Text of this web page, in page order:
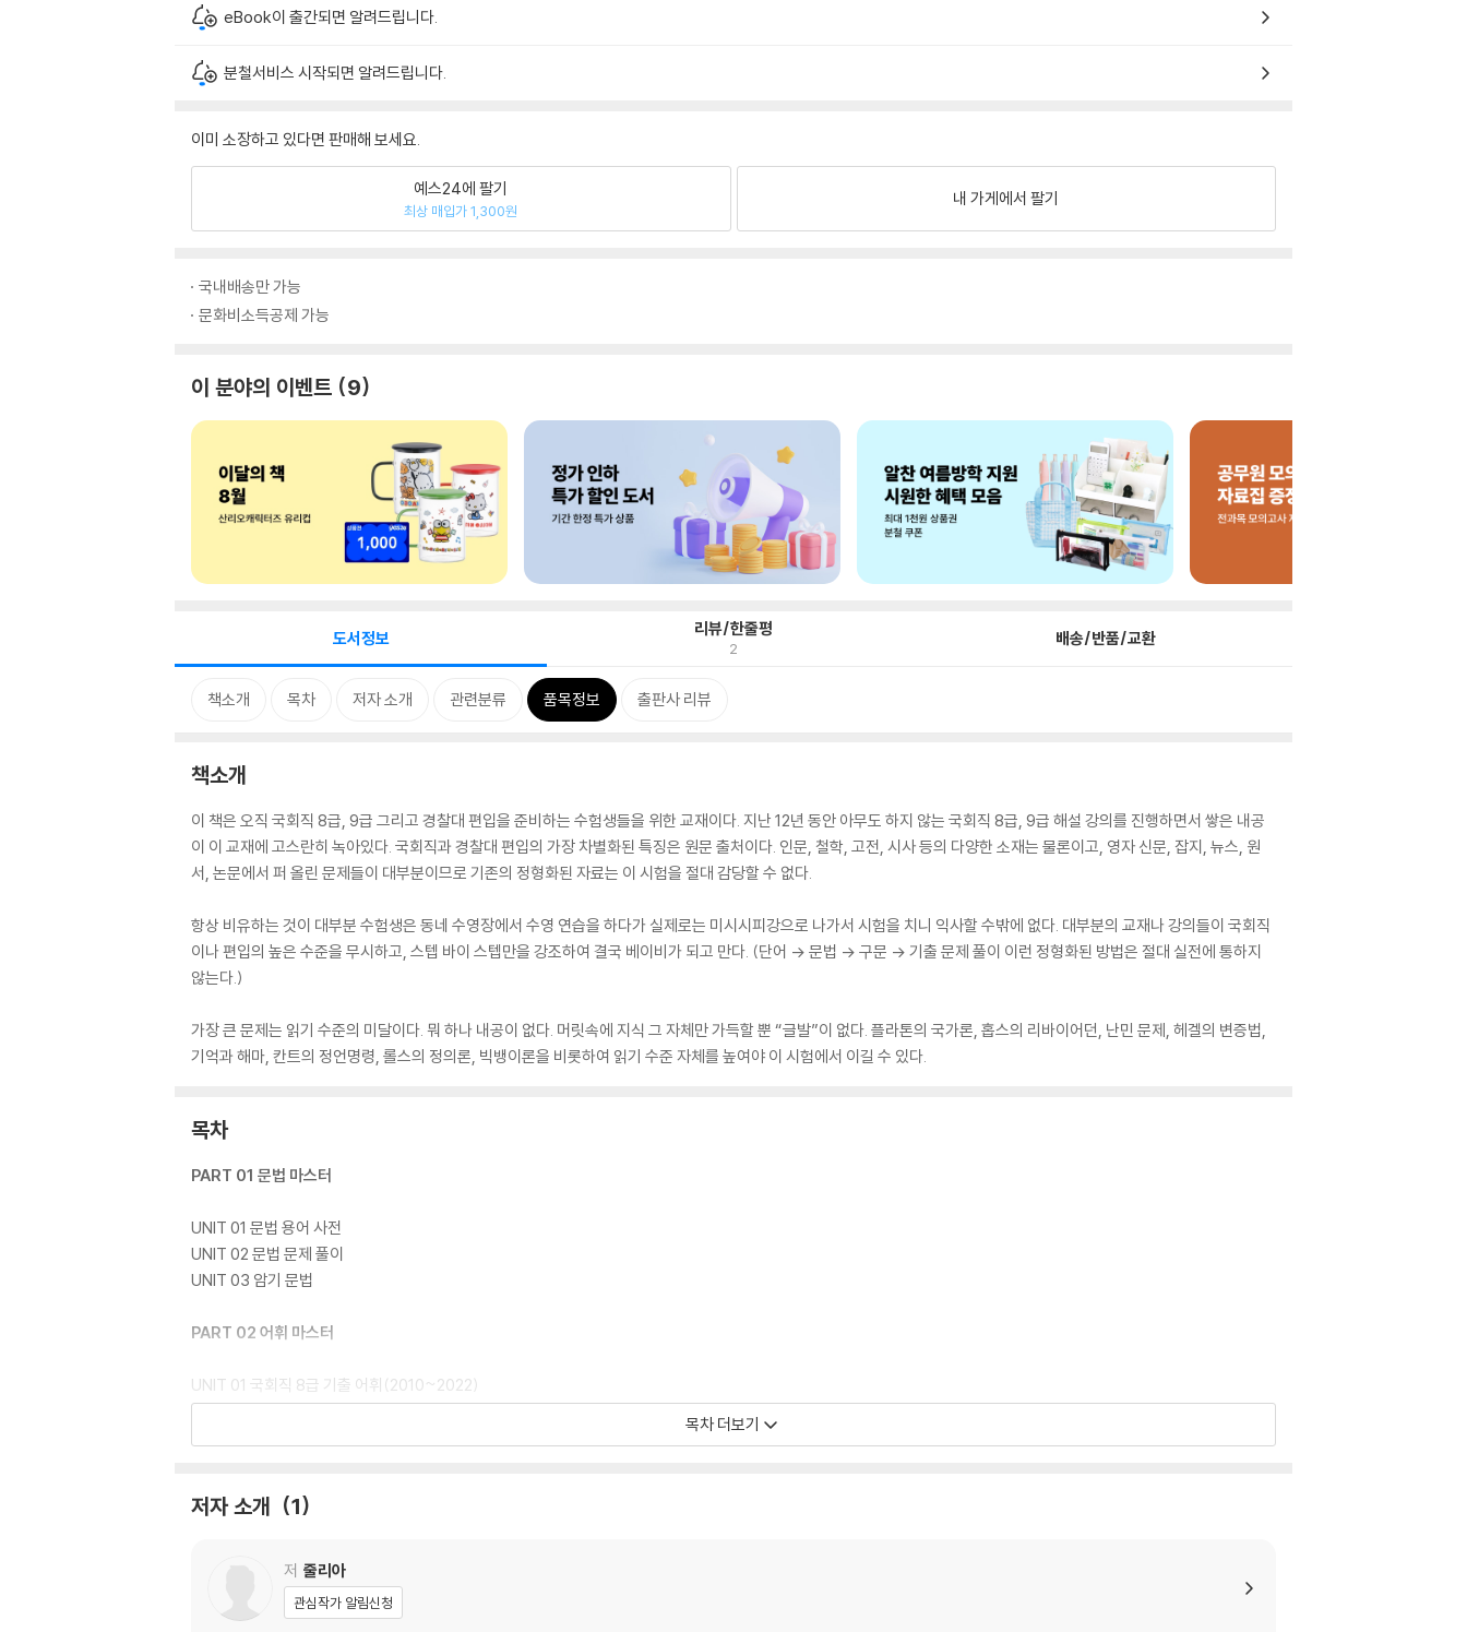
eBook이 출간되면 알려드립니다.
분철서비스 시작되면 알려드립니다.
이미 소장하고 있다면 판매해 보세요.
예스24에 팔기
최상 매입가 1,300원
내 가게에서 팔기
국내배송만 가능
문화비소득공제 가능
이 분야의 이벤트 9
도서정보 리뷰/한줄평
2 배송/반품/교환
책소개 목차 저자 소개 관련분류 품목정보 출판사 리뷰
책소개
이 책은 오직 국회직 8급, 9급 그리고 경찰대 편입을 준비하는 수험생들을 위한 교재이다. 지난 12년 동안 아무도 하지 않는 국회직 8급, 9급 해설 강의를 진행하면서 쌓은 내공
이 이 교재에 고스란히 녹아있다. 국회직과 경찰대 편입의 가장 차별화된 특징은 원문 출처이다. 인문, 철학, 고전, 시사 등의 다양한 소재는 물론이고, 영자 신문, 잡지, 뉴스, 원
서, 논문에서 퍼 올린 문제들이 대부분이므로 기존의 정형화된 자료는 이 시험을 절대 감당할 수 없다.
항상 비유하는 것이 대부분 수험생은 동네 수영장에서 수영 연습을 하다가 실제로는 미시시피강으로 나가서 시험을 치니 익사할 수밖에 없다. 대부분의 교재나 강의들이 국회직
이나 편입의 높은 수준을 무시하고, 스텝 바이 스텝만을 강조하여 결국 베이비가 되고 만다. (단어 → 문법 → 구문 → 기출 문제 풀이 이런 정형화된 방법은 절대 실전에 통하지
않는다.)
가장 큰 문제는 읽기 수준의 미달이다. 뭐 하나 내공이 없다. 머릿속에 지식 그 자체만 가득할 뿐 “글발”이 없다. 플라톤의 국가론, 홉스의 리바이어던, 난민 문제, 헤겔의 변증법,
기억과 해마, 칸트의 정언명령, 롤스의 정의론, 빅뱅이론을 비롯하여 읽기 수준 자체를 높여야 이 시험에서 이길 수 있다.
목차
PART 01 문법 마스터
UNIT 01 문법 용어 사전
UNIT 02 문법 문제 풀이
UNIT 03 암기 문법
PART 02 어휘 마스터
UNIT 01 국회직 8급 기출 어휘(2010~2022)
UNIT 02 국회직 9급 기출 어휘(2010~2022)
UNIT 06 편입 초고난도 어휘
목차 더보기
저자 소개 1
저 줄리아
관심작가 알림신청